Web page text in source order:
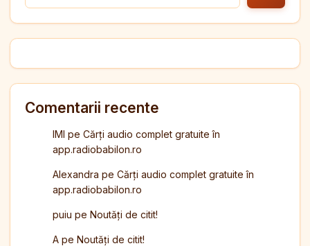
Comentarii recente
IMI pe Cărți audio complet gratuite în
app.radiobabilon.ro
Alexandra pe Cărți audio complet gratuite în
app.radiobabilon.ro
puiu pe Noutăți de citit!
A pe Noutăți de citit!